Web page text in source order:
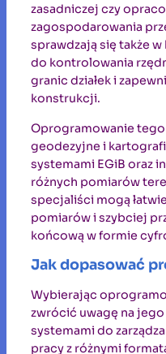
zasadniczej czy
zagospodarowania
sprawdzają się także
do kontrolowania
granic działek i
konstrukcji.
Oprogramowanie
geodezyjne i
systemami EGiB oraz
różnych pomiarów
specjaliści mogą
pomiarów i szybciej
końcową w formie
Jak dopasować
Wybierając
zwrócić uwagę na
systemami do
pracy z różnymi